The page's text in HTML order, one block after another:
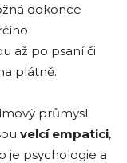
dokonce
až po psaní či
plátně.
průmysl
velcí empatici,
je psychologie a